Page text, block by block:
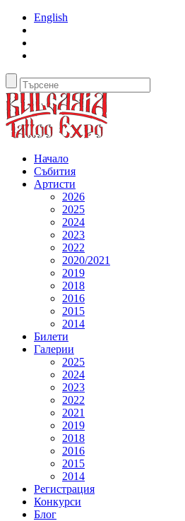
English
Начало
Събития
Артисти
2026
2025
2024
2023
2022
2020/2021
2019
2018
2016
2015
2014
Билети
Галерии
2025
2024
2023
2022
2021
2019
2018
2016
2015
2014
Регистрация
Конкурси
Блог